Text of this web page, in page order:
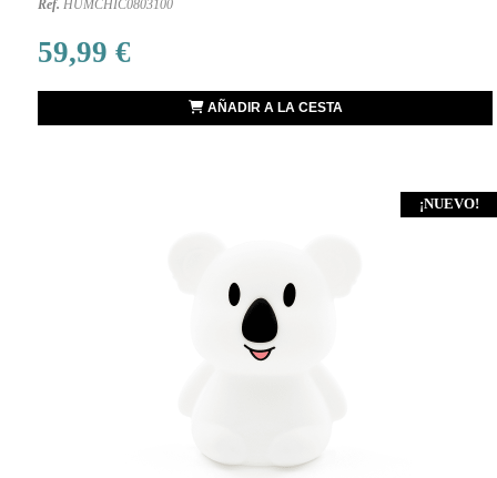
Ref. HUMCHIC0803100
59,99 €
AÑADIR A LA CESTA
¡NUEVO!